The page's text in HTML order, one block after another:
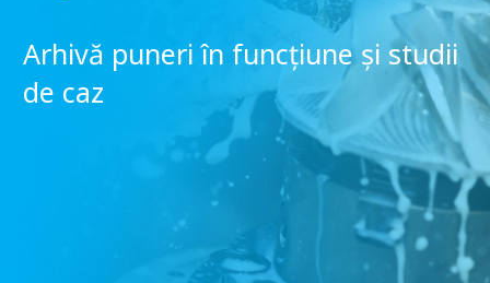
Arhivă puneri în funcțiune și studii
de caz